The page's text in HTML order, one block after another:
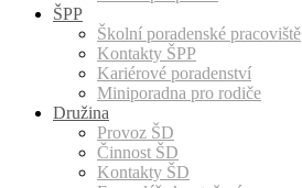
ŠPP
Školní poradenské pracoviště
Kontakty ŠPP
Kariérové poradenství
Miniporadna pro rodiče
Družina
Provoz ŠD
Činnost ŠD
Kontakty ŠD